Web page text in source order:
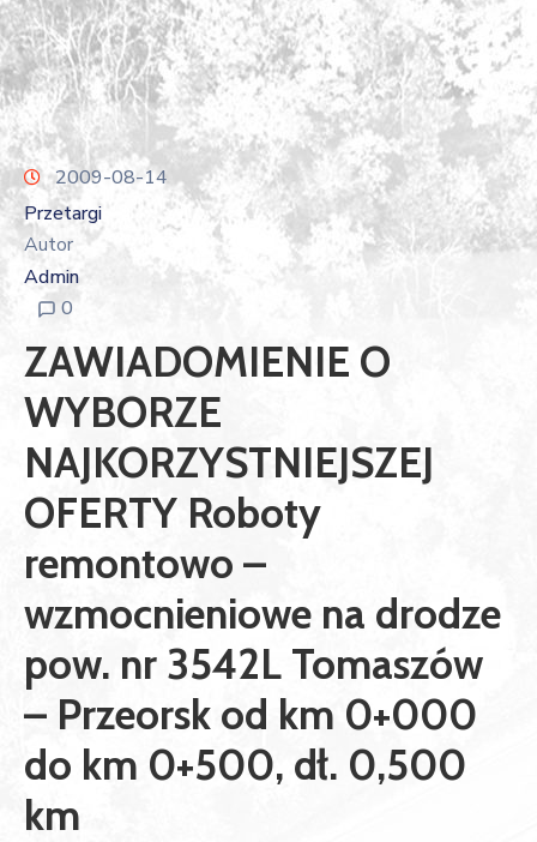
2009-08-14
Przetargi
Autor
Admin
0
ZAWIADOMIENIE O
WYBORZE
NAJKORZYSTNIEJSZEJ
OFERTY Roboty
remontowo –
wzmocnieniowe na drodze
pow. nr 3542L Tomaszów
– Przeorsk od km 0+000
do km 0+500, dł. 0,500
km